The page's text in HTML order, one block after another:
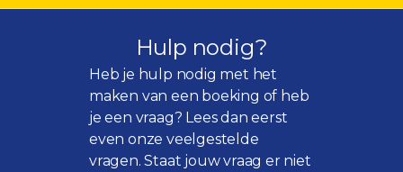
Hulp nodig?
Heb je hulp nodig met het
maken van een boeking of heb
je een vraag? Lees dan eerst
even onzeveelgestelde
vragen. Staat jouw vraag er niet